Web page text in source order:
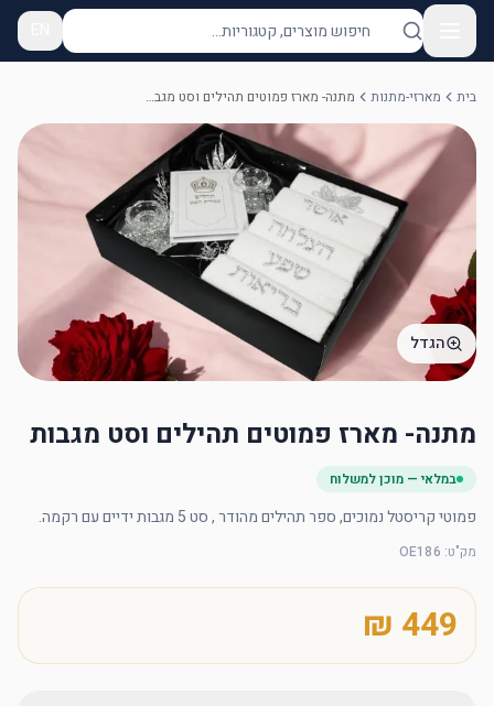
בית מארזי-מתנות מתנה- מארז פמוטים תהילים וסט מגבות
הגדל
מתנה- מארז פמוטים תהילים וסט מגבות
במלאי — מוכן למשלוח
פמוטי קריסטל נמוכים, ספר תהילים מהודר , סט 5 מגבות ידיים עם רקמה.
מק"ט:
OE186